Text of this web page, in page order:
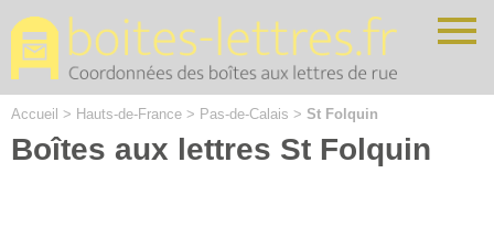
Accueil > Hauts-de-France > Pas-de-Calais > St Folquin
Boîtes aux lettres St Folquin